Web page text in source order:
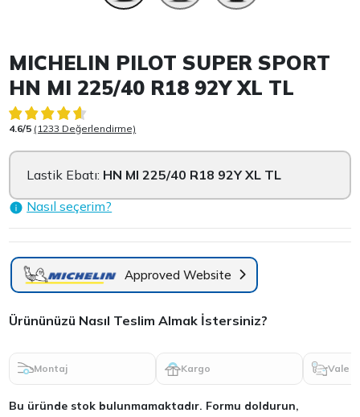
Item 1 of 3
MICHELIN PILOT SUPER SPORT
HN MI 225/40 R18 92Y XL TL
4.6/5 (1233 Değerlendirme)
Lastik Ebatı: HN MI 225/40 R18 92Y XL TL
Nasıl seçerim?
Approved Website
Ürününüzü Nasıl Teslim Almak İstersiniz?
Montaj Kargo Vale
Bu üründe stok bulunmamaktadır. Formu doldurun,